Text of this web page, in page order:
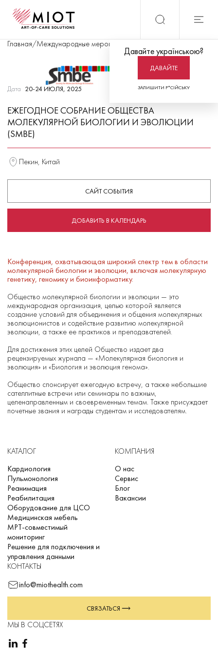
Давайте українською?
ДАВАЙТЕ
ЗАЛИШИТИ Р*СІЙСЬКУ
Главная/Международные мероприятия
Дата 20-24 ИЮЛЯ, 2025
ЕЖЕГОДНОЕ СОБРАНИЕ ОБЩЕСТВА
МОЛЕКУЛЯРНОЙ БИОЛОГИИ И ЭВОЛЮЦИИ
(SMBE)
Пекин, Китай
САЙТ СОБЫТИЯ
ДОБАВИТЬ В КАЛЕНДАРЬ
Конференция, охватывающая широкий спектр тем в области
молекулярной биологии и эволюции, включая молекулярную
генетику, геномику и биоинформатику.
Общество молекулярной биологии и эволюции — это
международная организация, целью которой является
создание условий для объединения и общения молекулярных
эволюционистов и содействие развитию молекулярной
эволюции, а также ее практиков и преподавателей.
Для достижения этих целей Общество издает два
рецензируемых журнала — «Молекулярная биология и
эволюция» и «Биология и эволюция генома».
Общество спонсирует ежегодную встречу, а также небольшие
сателлитные встречи или семинары по важным,
целенаправленным и своевременным темам. Также присуждает
почетные звания и награды студентам и исследователям.
КАТАЛОГ
Кардиология
Пульмонология
Реанимация
Реабилитация
Оборудование для ЦСО
Медицинская мебель
МРТ-совместимый
мониторинг
Решение для подключения и
управления данными
КОМПАНИЯ
О нас
Сервис
Блог
Вакансии
КОНТАКТЫ
info@miothealth.com
СВЯЗАТЬСЯ
МЫ В СОЦСЕТЯХ